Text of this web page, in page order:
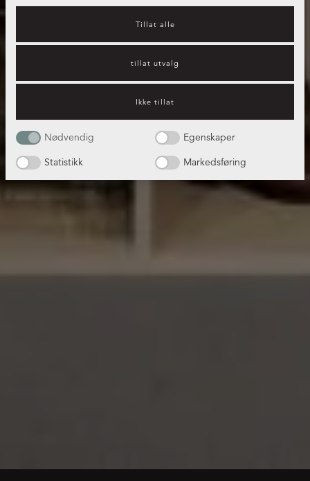
Tillat alle
tillat utvalg
Ikke tillat
Nødvendig
Egenskaper
Statistikk
Markedsføring